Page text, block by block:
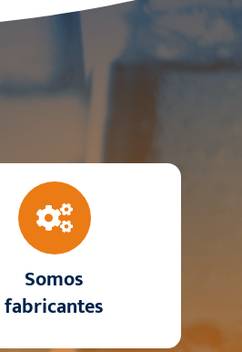
Somos
fabricantes